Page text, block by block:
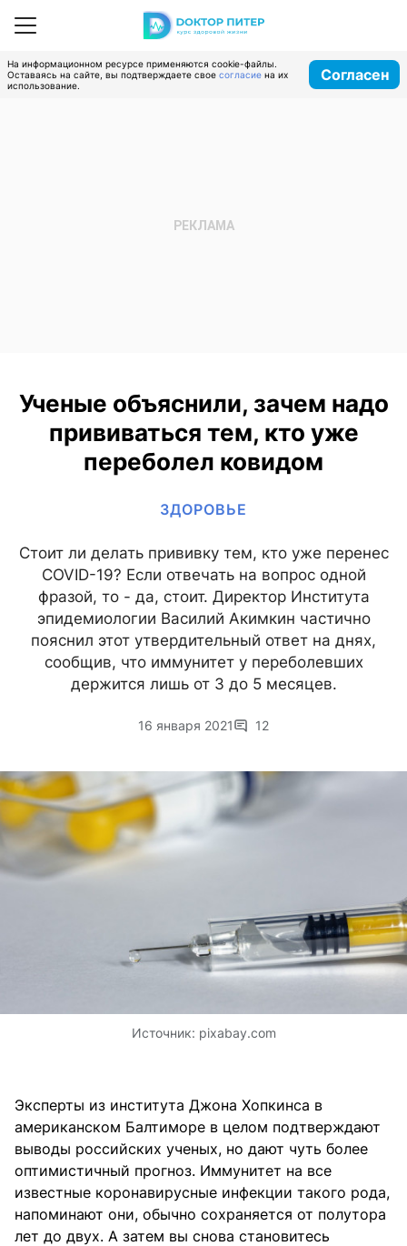
На информационном ресурсе применяются cookie-файлы.
Оставаясь на сайте, вы подтверждаете свое согласие на их
использование.
Согласен
Ученые объяснили, зачем надо
прививаться тем, кто уже
переболел ковидом
ЗДОРОВЬЕ
Стоит ли делать прививку тем, кто уже перенес
COVID-19? Если отвечать на вопрос одной
фразой, то - да, стоит. Директор Института
эпидемиологии Василий Акимкин частично
пояснил этот утвердительный ответ на днях,
сообщив, что иммунитет у переболевших
держится лишь от 3 до 5 месяцев.
16 января 2021 12
Источник: pixabay.com
Эксперты из института Джона Хопкинса в
американском Балтиморе в целом подтверждают
выводы российских ученых, но дают чуть более
оптимистичный прогноз. Иммунитет на все
известные коронавирусные инфекции такого рода,
напоминают они, обычно сохраняется от полутора
лет до двух. А затем вы снова становитесь